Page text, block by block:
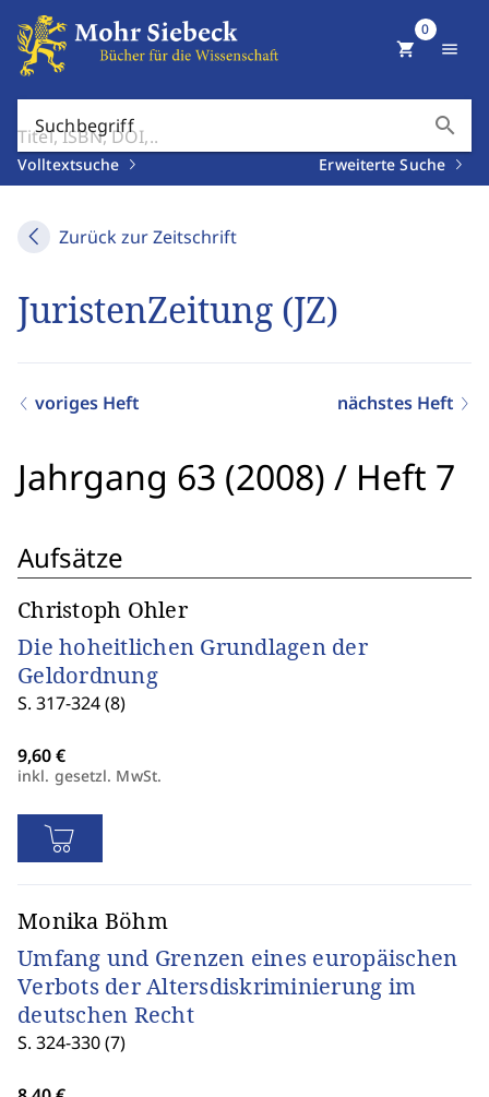
Suchbegriff search
Volltextsuche Erweiterte Suche
shopping_cart
0
menu
Zurück zur Zeitschrift
JuristenZeitung (JZ)
voriges Heft nächstes Heft
Jahrgang 63 (2008) / Heft 7
Aufsätze
Christoph Ohler
Die hoheitlichen Grundlagen der
Geldordnung
S. 317-324 (8)
inkl. gesetzl. MwSt.
Monika Böhm
Umfang und Grenzen eines europäischen
Verbots der Altersdiskriminierung im
deutschen Recht
S. 324-330 (7)